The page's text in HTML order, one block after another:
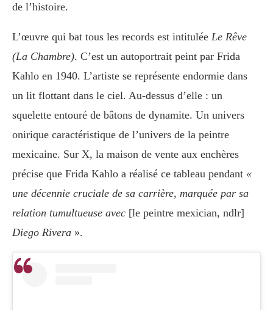
de l’histoire.
L’œuvre qui bat tous les records est intitulée Le Rêve
(La Chambre). C’est un autoportrait peint par Frida
Kahlo en 1940. L’artiste se représente endormie dans
un lit flottant dans le ciel. Au-dessus d’elle : un
squelette entouré de bâtons de dynamite. Un univers
onirique caractéristique de l’univers de la peintre
mexicaine. Sur X, la maison de vente aux enchères
précise que Frida Kahlo a réalisé ce tableau pendant «
une décennie cruciale de sa carrière, marquée par sa
relation tumultueuse avec [le peintre mexician, ndlr]
Diego Rivera ».